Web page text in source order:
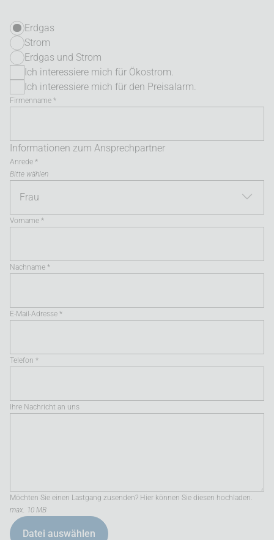
Erdgas
Strom
Erdgas und Strom
Ich interessiere mich für Ökostrom.
Ich interessiere mich für den Preisalarm.
Firmenname *
Informationen zum Ansprechpartner
Anrede *
Bitte wählen
Vorname *
Nachname *
E-Mail-Adresse *
Telefon *
Ihre Nachricht an uns
Möchten Sie einen Lastgang zusenden? Hier können Sie diesen hochladen.
max. 10 MB
Datei auswählen